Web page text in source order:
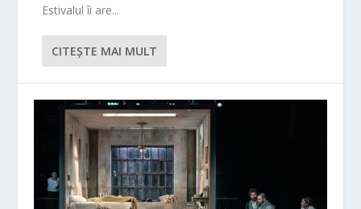
Estivalul îi are...
CITEŞTE MAI MULT